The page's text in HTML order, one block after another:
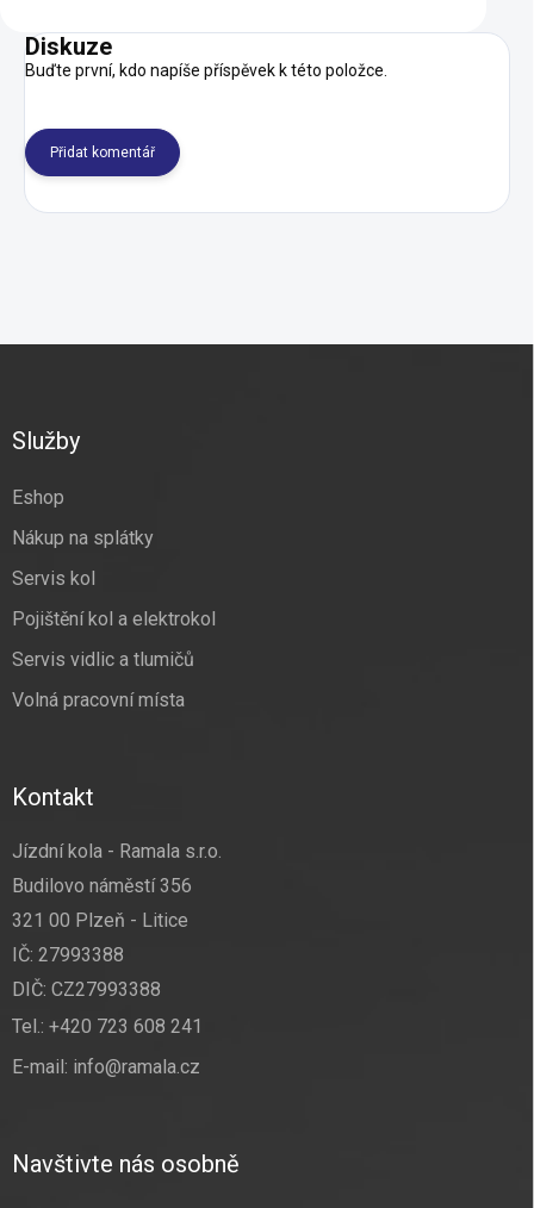
Diskuze
Buďte první, kdo napíše příspěvek k této položce.
Přidat komentář
Služby
Eshop
Nákup na splátky
Servis kol
Pojištění kol a elektrokol
Servis vidlic a tlumičů
Volná pracovní místa
Kontakt
Jízdní kola - Ramala s.r.o.
Budilovo náměstí 356
321 00 Plzeň - Litice
IČ: 27993388
DIČ: CZ27993388
Tel.: +420 723 608 241
E-mail: info@ramala.cz
Navštivte nás osobně